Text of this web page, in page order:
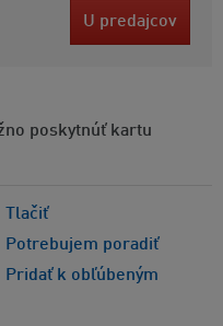
U predajcov
poskytnúť kartu
Potrebujem poradiť
Tlačiť
Pridať k obľúbeným